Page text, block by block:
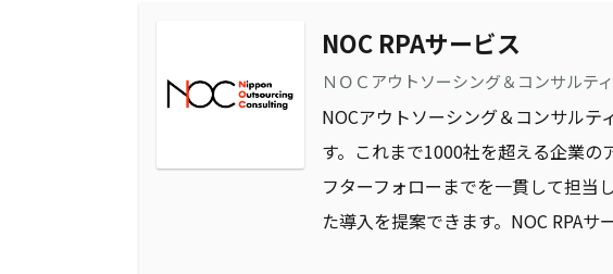
NOC RPAサービス
ＮＯＣアウトソーシング＆コンサルテ
NOCアウトソーシング＆コンサルテ
す。これまで1000社を超える企業
フターフォローまでを一貫して担当
た導入を提案できます。NOC RPAサ